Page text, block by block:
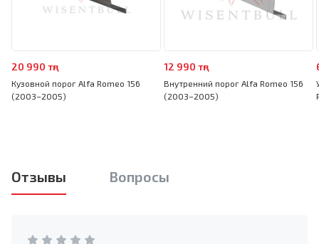
20 990 тңг
Кузовной порог Alfa Romeo 156
(2003–2005)
12 990 тңг
Внутренний порог Alfa Romeo 156
(2003–2005)
Отзывы Вопросы